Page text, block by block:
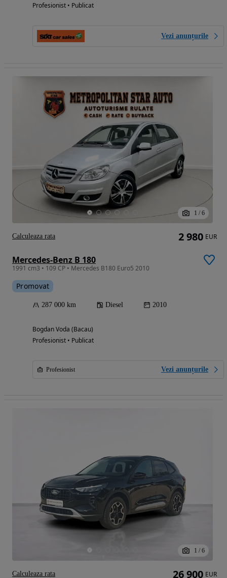
Profesionist • Publicat
Vezi anunțurile
1 / 6
Mercedes-Benz B 180
1991 cm3 • 109 CP • Mercedes B180 Euro5 2010
Promovat
287 000 km Diesel 2010
Bogdan Voda (Bacau)
Profesionist • Publicat
Profesionist Vezi anunțurile
2 980 EUR
Calculeaza rata
1 / 6
26 900 EUR
Calculeaza rata